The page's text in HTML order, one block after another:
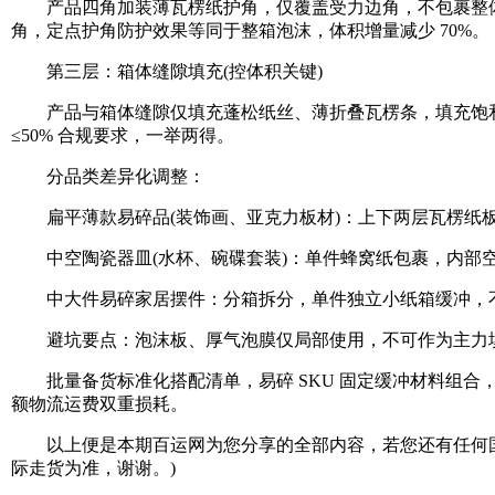
产品四角加装薄瓦楞纸护角，仅覆盖受力边角，不包裹整
角，定点护角防护效果等同于整箱泡沫，体积增量减少 70%。
第三层：箱体缝隙填充(控体积关键)
产品与箱体缝隙仅填充蓬松纸丝、薄折叠瓦楞条，填充饱
≤50% 合规要求，一举两得。
分品类差异化调整：
扁平薄款易碎品(装饰画、亚克力板材)：上下两层瓦楞纸
中空陶瓷器皿(水杯、碗碟套装)：单件蜂窝纸包裹，内部
中大件易碎家居摆件：分箱拆分，单件独立小纸箱缓冲，
避坑要点：泡沫板、厚气泡膜仅局部使用，不可作为主力
批量备货标准化搭配清单，易碎 SKU 固定缓冲材料组合
额物流运费双重损耗。
以上便是本期百运网为您分享的全部内容，若您还有任何
际走货为准，谢谢。)